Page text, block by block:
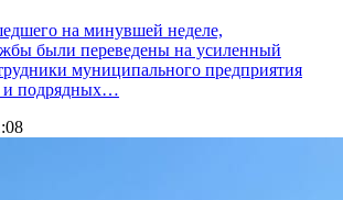
на минувшей неделе,
были переведены на усиленный
муниципального предприятия
и подрядных…